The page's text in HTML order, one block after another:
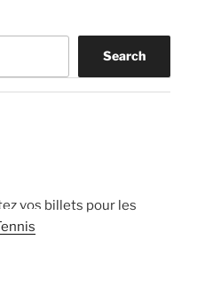
Search
vos billets pour les